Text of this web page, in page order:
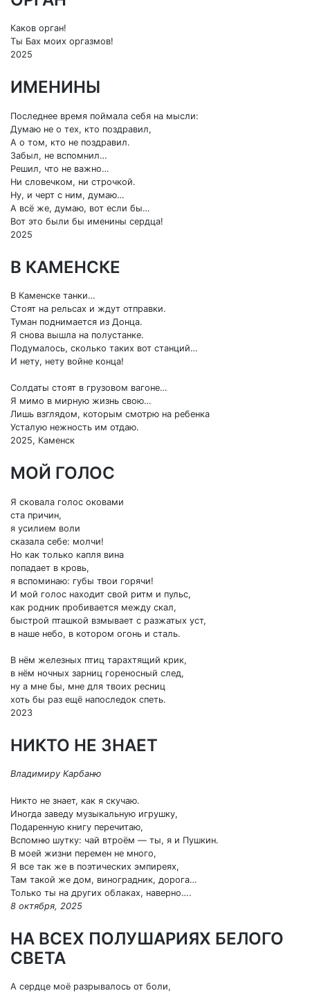
Каков орган!
Ты Бах моих оргазмов!
2025
ИМЕНИНЫ
Последнее время поймала себя на мысли:
Думаю не о тех, кто поздравил,
А о том, кто не поздравил.
Забыл, не вспомнил…
Решил, что не важно…
Ни словечком, ни строчкой.
Ну, и черт с ним, думаю…
А всё же, думаю, вот если бы…
Вот это были бы именины сердца!
2025
В КАМЕНСКЕ
В Каменске танки…
Стоят на рельсах и ждут отправки.
Туман поднимается из Донца.
Я снова вышла на полустанке.
Подумалось, сколько таких вот станций…
И нету, нету войне конца!
Солдаты стоят в грузовом вагоне…
Я мимо в мирную жизнь свою…
Лишь взглядом, которым смотрю на ребенка
Усталую нежность им отдаю.
2025, Каменск
МОЙ ГОЛОС
Я сковала голос оковами
ста причин,
я усилием воли
сказала себе: молчи!
Но как только капля вина
попадает в кровь,
я вспоминаю: губы твои горячи!
И мой голос находит свой ритм и пульс,
как родник пробивается между скал,
быстрой пташкой взмывает с разжатых уст,
в наше небо, в котором огонь и сталь.
В нём железных птиц тарахтящий крик,
в нём ночных зарниц гореносный след,
ну а мне бы, мне для твоих ресниц
хоть бы раз ещё напоследок спеть.
2023
НИКТО НЕ ЗНАЕТ
Владимиру Карбаню
Никто не знает, как я скучаю.
Иногда заведу музыкальную игрушку,
Подаренную книгу перечитаю,
Вспомню шутку: чай втроём — ты, я и Пушкин.
В моей жизни перемен не много,
Я все так же в поэтических эмпиреях,
Там такой же дом, виноградник, дорога…
Только ты на других облаках, наверно….
8 октября, 2025
НА ВСЕХ ПОЛУШАРИЯХ БЕЛОГО
СВЕТА
А сердце моё разрывалось от боли,